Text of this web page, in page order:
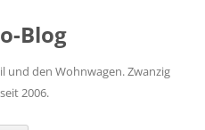
Blog
den Wohnwagen. Zwanzig
2006.